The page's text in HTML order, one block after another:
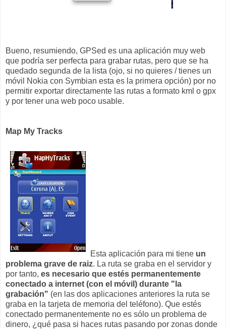
Bueno, resumiendo, GPSed es una aplicación muy web
que podría ser perfecta para grabar rutas, pero que se ha
quedado segunda de la lista (ojo, si no quieres / tienes un
móvil Nokia con Symbian esta es la primera opción) por no
permitir exportar directamente las rutas a formato kml o gpx
y por tener una web poco usable.
Map My Tracks
Esta aplicación para mi tiene un
problema grave de raiz. La ruta se graba en el servidor y
por tanto, es necesario que estés permanentemente
conectado a internet (con el móvil) durante "la
grabación" (en las dos aplicaciones anteriores la ruta se
graba en la tarjeta de memoria del teléfono). Que estés
conectado permanentemente no es sólo un problema de
dinero, ¿qué pasa si haces rutas pasando por zonas donde